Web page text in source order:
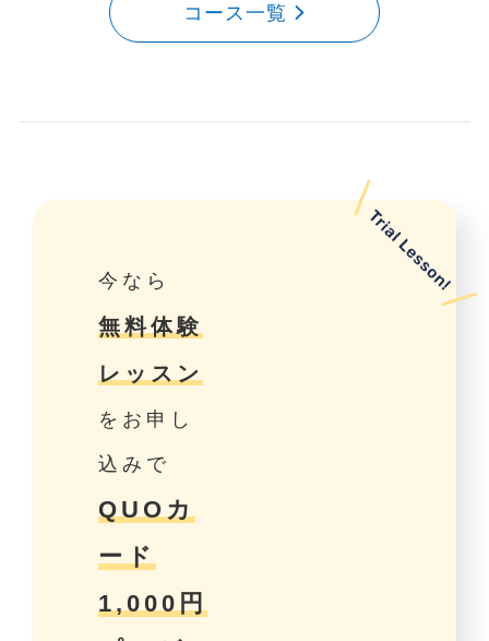
コース一覧
今なら
無料体験
レッスン
をお申し
込みで
QUOカ
ード
1,000円